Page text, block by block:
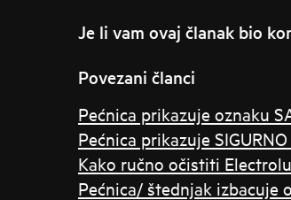
Je li vam ovaj članak bio
Povezani članci
Pećnica prikazuje oznaku
Pećnica prikazuje
Kako ručno očistiti
Pećnica/ štednjak izbacuje